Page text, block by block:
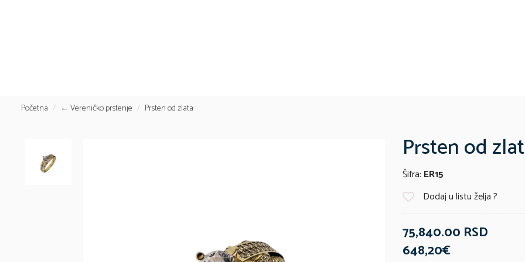
Početna ← Vereničko prstenje Prsten od zlata
Prsten od
Šifra: ER15
Dodaj u listu želja ?
75,840.00 RSD
648,20€